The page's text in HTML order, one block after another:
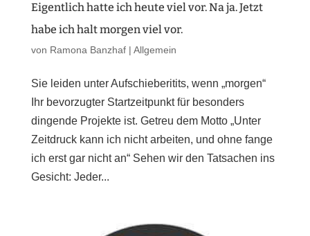
Eigentlich hatte ich heute viel vor. Na ja. Jetzt
habe ich halt morgen viel vor.
von Ramona Banzhaf| Allgemein
Sie leiden unter Aufschieberitits, wenn „morgen“
Ihr bevorzugter Startzeitpunkt für besonders
dingende Projekte ist. Getreu dem Motto „Unter
Zeitdruck kann ich nicht arbeiten, und ohne fange
ich erst gar nicht an“ Sehen wir den Tatsachen ins
Gesicht: Jeder...